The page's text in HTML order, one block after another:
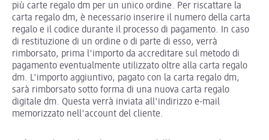
più carte regalo dm per un unico ordine. Per riscattare la
carta regalo dm, è necessario inserire il numero della carta
regalo e il codice durante il processo di pagamento. In caso
di restituzione di un ordine o di parte di esso, verrà
rimborsato, prima l'importo da accreditare sul metodo di
pagamento eventualmente utilizzato oltre alla carta regalo
dm. L'importo aggiuntivo, pagato con la carta regalo dm,
sarà rimborsato sotto forma di una nuova carta regalo
digitale dm. Questa verrà inviata all'indirizzo e-mail
memorizzato nell'account del cliente.